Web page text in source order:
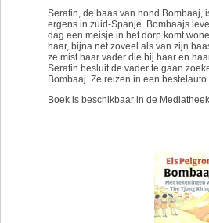
Serafin, de baas van hond Bombaaj,
ergens in zuid-Spanje. Bombaajs
dag een meisje in het dorp komt
haar, bijna net zoveel als van zijn
ze mist haar vader die bij haar en
Serafin besluit de vader te gaan
Bombaaj. Ze reizen in een
Boek is beschikbaar in de